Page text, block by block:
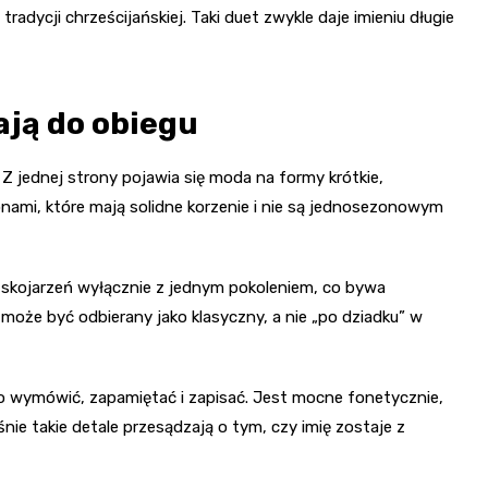
chrześcijańskiej. Taki duet zwykle daje imieniu długie
do obiegu
jednej strony pojawia się moda na formy krótkie,
które mają solidne korzenie i nie są jednosezonowym
wyłącznie z jednym pokoleniem, co bywa
być odbierany jako klasyczny, a nie „po dziadku” w
wymówić, zapamiętać i zapisać. Jest mocne fonetycznie,
takie detale przesądzają o tym, czy imię zostaje z